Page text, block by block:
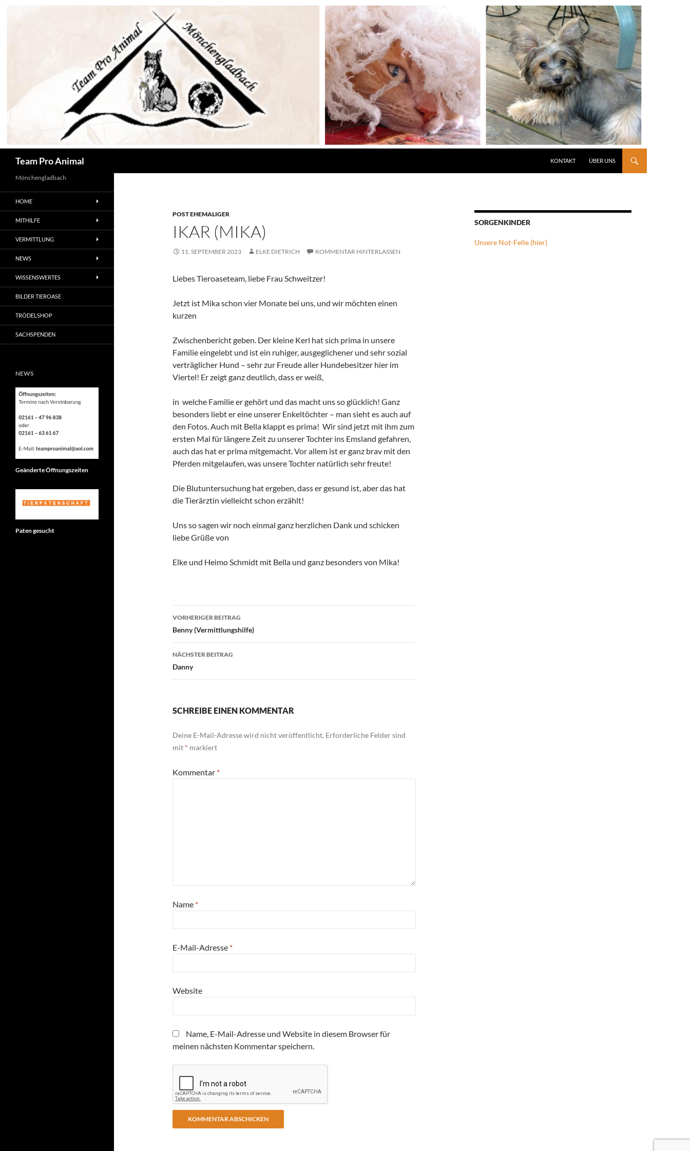
Team Pro Animal KONTAKT ÜBER UNS
POST EHEMALIGER
IKAR (MIKA)
11. SEPTEMBER 2023 ELKE DIETRICH KOMMENTAR HINTERLASSEN
Liebes Tieroaseteam, liebe Frau Schweitzer!
Jetzt ist Mika schon vier Monate bei uns, und wir möchten einen
kurzen
Zwischenbericht geben. Der kleine Kerl hat sich prima in unsere
Familie eingelebt und ist ein ruhiger, ausgeglichener und sehr sozial
verträglicher Hund – sehr zur Freude aller Hundebesitzer hier im
Viertel! Er zeigt ganz deutlich, dass er weiß,
in welche Familie er gehört und das macht uns so glücklich! Ganz
besonders liebt er eine unserer Enkeltöchter – man sieht es auch auf
den Fotos. Auch mit Bella klappt es prima! Wir sind jetzt mit ihm zum
ersten Mal für längere Zeit zu unserer Tochter ins Emsland gefahren,
auch das hat er prima mitgemacht. Vor allem ist er ganz brav mit den
Pferden mitgelaufen, was unsere Tochter natürlich sehr freute!
Die Blutuntersuchung hat ergeben, dass er gesund ist, aber das hat
die Tierärztin vielleicht schon erzählt!
Uns so sagen wir noch einmal ganz herzlichen Dank und schicken
liebe Grüße von
Elke und Heimo Schmidt mit Bella und ganz besonders von Mika!
Beitragsnavigation
VORHERIGER BEITRAG
Benny (Vermittlungshilfe)
NÄCHSTER BEITRAG
Danny
SCHREIBE EINEN KOMMENTAR
Deine E-Mail-Adresse wird nicht veröffentlicht. Erforderliche Felder sind
mit * markiert
Kommentar *
Name *
E-Mail-Adresse *
Website
Name, E-Mail-Adresse und Website in diesem Browser für
meinen nächsten Kommentar speichern.
SORGENKINDER
Unsere Not-Felle (hier)
Mönchengladbach
HOME
MITHILFE
VERMITTLUNG
NEWS
WISSENSWERTES
BILDER TIEROASE
TRÖDELSHOP
SACHSPENDEN
NEWS
Geänderte Öffnungszeiten
Paten gesucht